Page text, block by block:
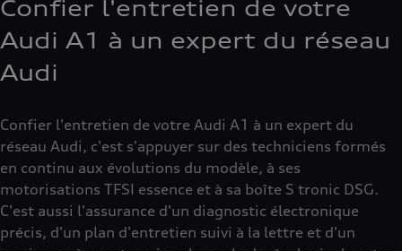
Confier l'entretien de votre
Audi A1 à un expert du réseau
Audi
Confier l'entretien de votre Audi A1 à un expert du
réseau Audi, c'est s'appuyer sur des techniciens formés
en continu aux évolutions du modèle, à ses
motorisations TFSI essence et à sa boîte S tronic DSG.
C'est aussi l'assurance d'un diagnostic électronique
précis, d'un plan d'entretien suivi à la lettre et d'un